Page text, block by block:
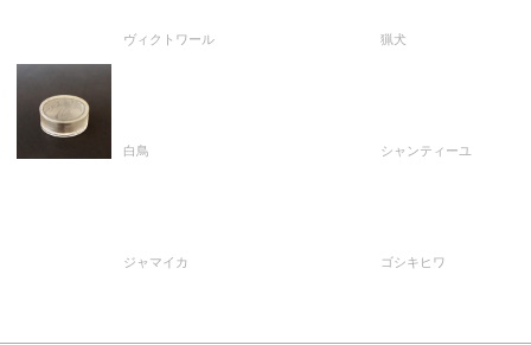
ヴィクトワール 猟犬
白鳥 シャンティーユ
ジャマイカ ゴシキヒワ